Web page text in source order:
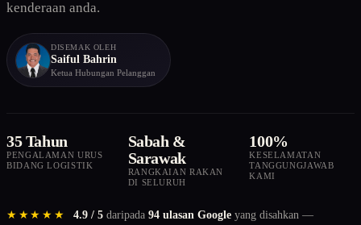
kenderaan anda.
DISEMAK OLEH
Saiful Bahrin
Ketua Hubungan Pelanggan
35 Tahun
PENGALAMAN URUS
BIDANG LOGISTIK
Sabah &
Sarawak
RANGKAIAN RAKAN
DI SELURUH
100%
KESELAMATAN
TANGGUNGJAWAB
KAMI
★★★★★ 4.9 / 5 daripada94 ulasan Google yang disahkan —